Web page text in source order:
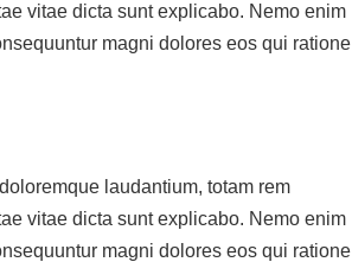
vitae dicta sunt explicabo. Nemo enim
magni dolores eos qui ratione
laudantium, totam rem
vitae dicta sunt explicabo. Nemo enim
magni dolores eos qui ratione